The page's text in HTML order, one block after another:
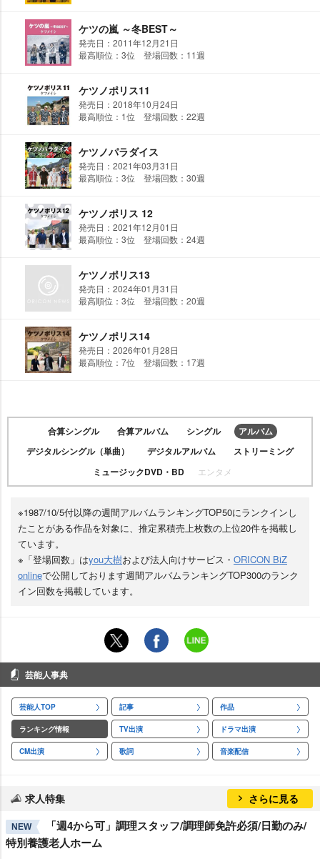
ケツの嵐 ～冬BEST～
発売日：2011年12月21日
最高順位：3位 登場回数：11週
ケツノポリス11
発売日：2018年10月24日
最高順位：1位 登場回数：22週
ケツノパラダイス
発売日：2021年03月31日
最高順位：3位 登場回数：30週
ケツノポリス 12
発売日：2021年12月01日
最高順位：3位 登場回数：24週
ケツノポリス13
発売日：2024年01月31日
最高順位：3位 登場回数：20週
ケツノポリス14
発売日：2026年01月28日
最高順位：7位 登場回数：17週
合算シングル 合算アルバム シングル
アルバム
デジタルシングル（単曲）
デジタルアルバム
ストリーミング
ミュージックDVD・BD
エンタメ
※1987/10/5付以降の週間アルバムランキングTOP50にランクインし
たことがある作品を対象に、推定累積売上枚数の上位20件を掲載し
ています。
※「登場回数」はyou大樹および法人向けサービス・ ORICON BiZ
onlineで公開しております週間アルバムランキングTOP300のランク
イン回数を掲載しています。
芸能人事典
芸能人TOP 記事 作品
ランキング情報 TV出演 ドラマ出演
CM出演 歌詞 音楽配信
求人特集 さらに見る
NEW
「週4から可」調理スタッフ/調理師免許必須/日勤のみ/
特別養護老人ホーム